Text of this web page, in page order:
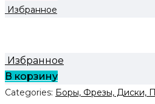
Избранное
Избранное
В корзину
Categories: Боры, Фрезы, Диски,